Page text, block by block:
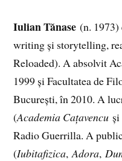
Iulian Tănase (n. 1973)
writing și storytelling,
Reloaded). A absolvit
1999 și Facultatea de
București, în 2010. A
(Academia Cațavencu
Radio Guerrilla. A
(Iubitafizica,Adora,